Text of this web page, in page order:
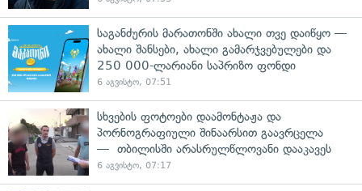
საგანძურის მარათონში ახალი თვე დაიწყო —
ახალი შანსები, ახალი გამარჯვებულები და
250 000-ლარიანი საპრიზო ფონდი
6 აგვისტო, 07:51
სხვების ფოტოები დაამონტაჟა და
პორნოგრაფიული შინაარსით გაავრცელა
— თბილისში არასრულწლოვანი დააკავეს
6 აგვისტო, 07:17